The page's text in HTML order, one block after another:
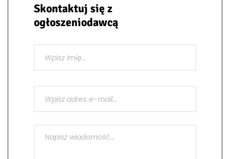
Skontaktuj się z
ogłoszeniodawcą